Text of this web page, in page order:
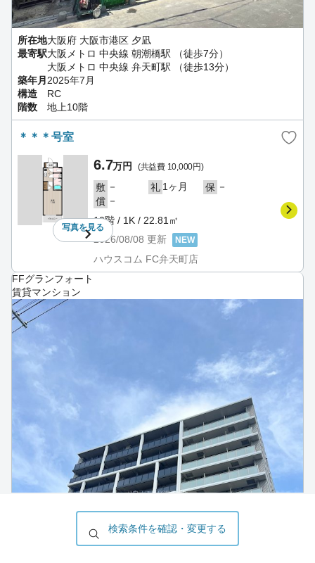
所在地大阪府 大阪市港区 夕凪
最寄駅大阪メトロ 中央線 朝潮橋駅 （徒歩7分）
大阪メトロ 中央線 弁天町駅 （徒歩13分）
築年月 2025年7月
構造
RC
階数
地上10階
＊＊＊号室
写真を見る
6.7万円 (共益費 10,000円)
敷 － 礼 1ヶ月 保 －
償 －
10階 / 1K / 22.81㎡
2026/08/08 更新 NEW
ハウスコム FC弁天町店
FFグランフォート
賃貸マンション
検索条件を確認・変更する